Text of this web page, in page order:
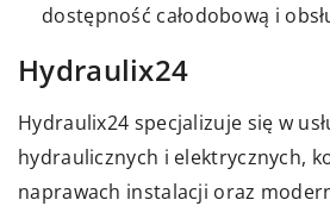
dostępność całodobową i
Hydraulix24
Hydraulix24 specjalizuje się w
hydraulicznych i elektrycznych,
naprawach instalacji oraz